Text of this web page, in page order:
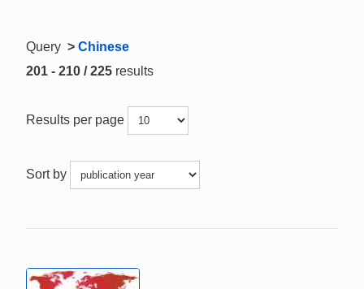
Query > Chinese
201 - 210 / 225 results
Results per page
Sort by